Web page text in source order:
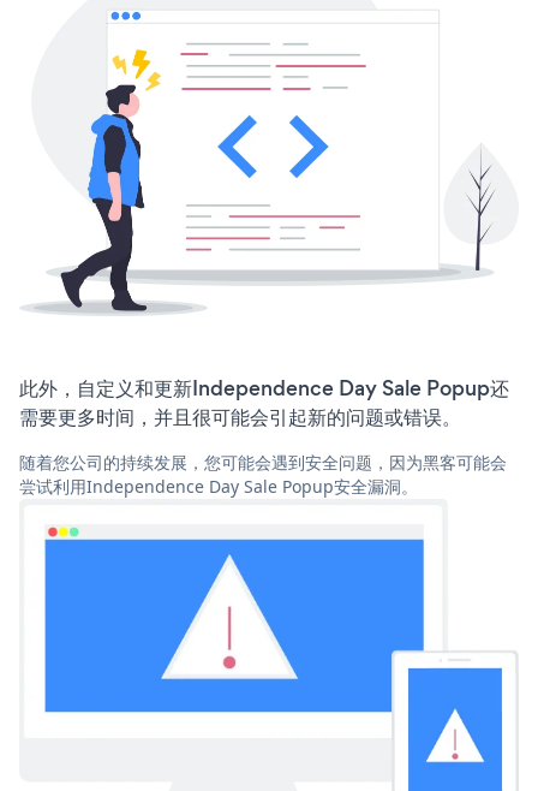
此外，自定义和更新Independence Day Sale Popup还
需要更多时间，并且很可能会引起新的问题或错误。
随着您公司的持续发展，您可能会遇到安全问题，因为黑客可能会
尝试利用Independence Day Sale Popup安全漏洞。